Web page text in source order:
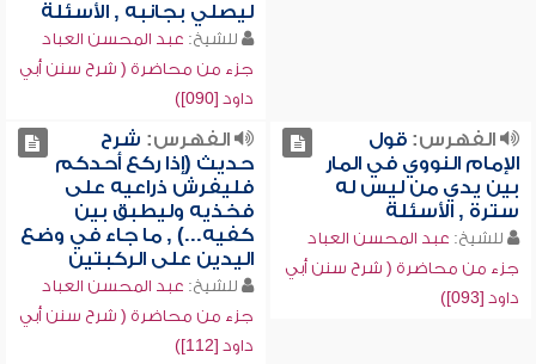
ليصلي بجانبه , الأسئلة
للشيخ: عبد المحسن العباد
جزء من محاضرة ( شرح سنن أبي
داود [090])
الفهرس:قول
الإمام النووي في المار
بين يدي من ليس له
سترة , الأسئلة
للشيخ: عبد المحسن العباد
جزء من محاضرة ( شرح سنن أبي
داود [093])
الفهرس: شرح
حديث (إذا ركع أحدكم
فليفرش ذراعيه على
فخذيه وليطبق بين
كفيه...) , ما جاء في وضع
اليدين على الركبتين
للشيخ: عبد المحسن العباد
جزء من محاضرة ( شرح سنن أبي
داود [112])